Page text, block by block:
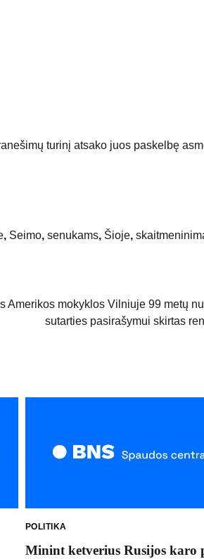
turinį atsako juos paskelbę
, Seimo, senukams, Šioje,
Amerikos mokyklos Vilniuje 99 metų
sutarties pasirašymui skirtas
POLITIKA
Minint ketverius Rusijos karo